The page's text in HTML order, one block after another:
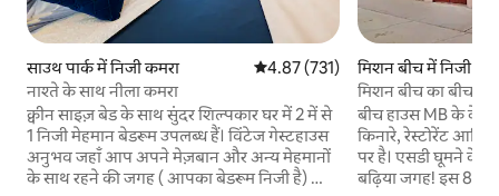
साउथ पार्क में निजी कमरा औसत रेटिंग 5 में से 4.87, 731 समीक्षाएँ
4.87 (731)
नाश्ते के साथ नीला कमरा
क्वीन साइज़ बेड के साथ सुंदर शिल्पकार घर में 2 में से
1 निजी मेहमान बेडरूम उपलब्ध हैं। विंटेज गेस्टहाउस
अनुभव जहाँ आप अपने मेज़बान और अन्य मेहमानों
के साथ रहने की जगह ( आपका बेडरूम निजी है) को
मिशन बीच में निजी
मिशन बीच का बीच
बीच हाउस MB के केंद्र
किनारे, रेस्टोरेंट आदि
पर है। एसडी घूमने के
बढ़िया जगह! इस 800